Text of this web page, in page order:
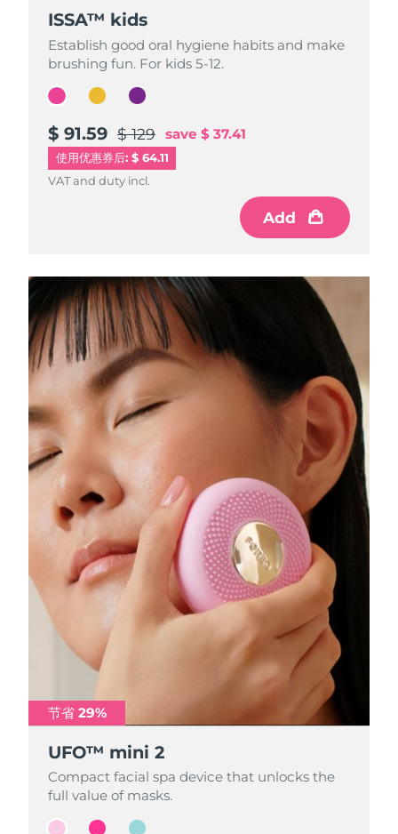
ISSA™ kids
Establish good oral hygiene habits and make
brushing fun. For kids 5-12.
$ 91.59 $ 129 save $ 37.41
使用优惠券后: $ 64.11
VAT and duty incl.
Add
ISSA™ kids
Establish good oral hygiene habits and make
brushing fun. For kids 5-12.
$ 91.59 $ 129 save $ 37.41
VAT and duty incl.
Add
ISSA™ kids
Establish good oral hygiene habits and make
brushing fun. For kids 5-12.
$ 91.59 $ 129 save $ 37.41
VAT and duty incl.
Add
节省 29%
UFO™ mini 2
Compact facial spa device that unlocks the
full value of masks.
节省 29%
UFO™ mini 2
Compact facial spa device that unlocks the
full value of masks.
节省 29%
UFO™ mini 2
Compact facial spa device that unlocks the
full value of masks.